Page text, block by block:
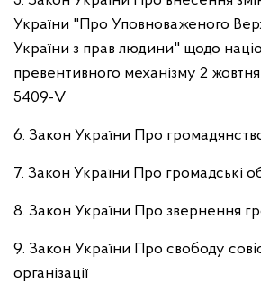
України "Про Уповноваженого
України з прав людини" щодо
превентивного механізму 2
5409-V
6. Закон України Про
7. Закон України Про громадські
8. Закон України Про звернення
9. Закон України Про свободу
організації